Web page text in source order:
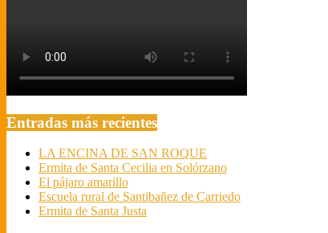
Entradas más recientes
LA ENCINA DE SAN ROQUE
Ermita de Santa Cecilia en Solórzano
El pájaro amarillo
Escuela rural de Santibañez de Carriedo
Ermita de Santa Justa